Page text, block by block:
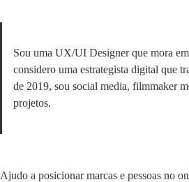
Sou uma UX/UI Designer que mora
considero uma estrategista digital que
de 2019, sou social media, filmmaker
projetos.
Ajudo a posicionar marcas e pessoas no